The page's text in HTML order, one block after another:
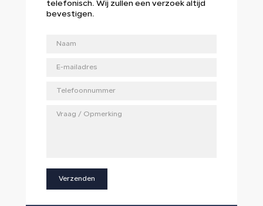
telefonisch. Wij zullen een verzoek altijd
bevestigen.
Verzenden